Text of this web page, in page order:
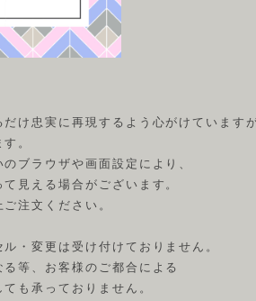
け忠実に再現するよう心がけています
。
ブラウザや画面設定により、
見える場合がございます。
注文ください。
・変更は受け付けておりません。
等、お客様のご都合による
も承っておりません。